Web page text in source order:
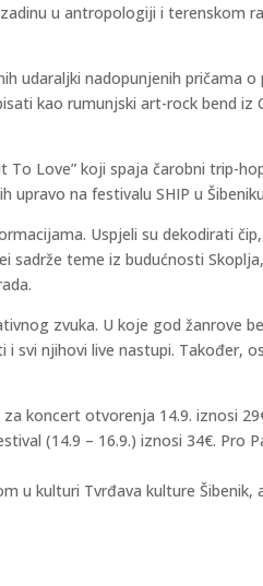
u antropologiji i terenskom
udaraljki nadopunjenih pričama o
kao rumunjski art-rock bend iz
To Love” koji spaja čarobni trip-
na festivalu SHIP u
Uspjeli su dekodirati
sadrže teme iz budućnosti
zvuka. U koje god žanrove
svi njihovi live nastupi. Također,
koncert otvorenja 14.9. iznosi
(14.9 – 16.9.) iznosi 34€. Pro
u kulturi Tvrđava kulture Šibenik,